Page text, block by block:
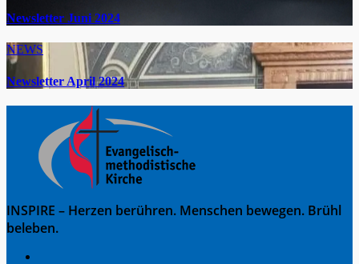
Newsletter Juni 2024
NEWS
Newsletter April 2024
INSPIRE – Herzen berühren. Menschen bewegen. Brühl
beleben.